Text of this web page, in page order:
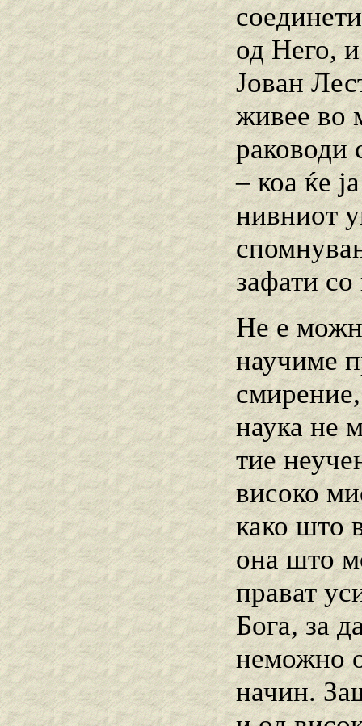
од Него,
Јован
живее во
раководи
– коа ќе
нивниот
зафати
Не е
научиме
наука не
тие
високо
како што
она што
прават
Бога, за
неможно
начин.